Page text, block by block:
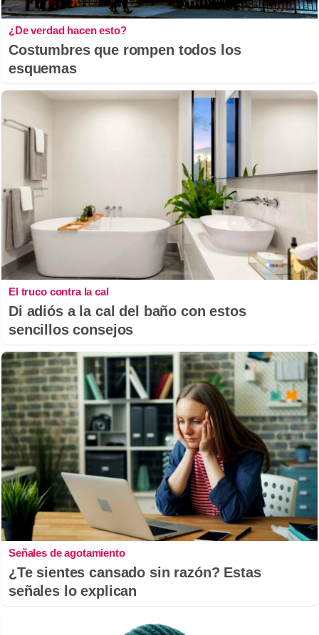
¿De verdad hacen esto?
Costumbres que rompen todos los
esquemas
El truco contra la cal
Di adiós a la cal del baño con estos
sencillos consejos
Señales de agotamiento
¿Te sientes cansado sin razón? Estas
señales lo explican